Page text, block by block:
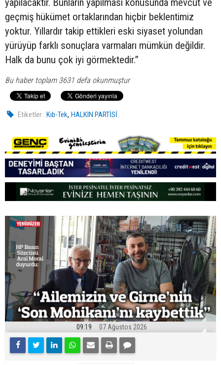
geçmiş hükümet ortaklarından hiçbir beklentimiz
yoktur. Yıllardır takip ettikleri eski siyaset yolundan
yürüyüp farklı sonuçlara varmaları mümkün değildir.
Halk da bunu çok iyi görmektedir.”
Bu haber toplam 3631 defa okunmuştur
Etiketler : Kıb-Tek,HALKIN PARTİSİ
09:19 07 Ağustos 2026